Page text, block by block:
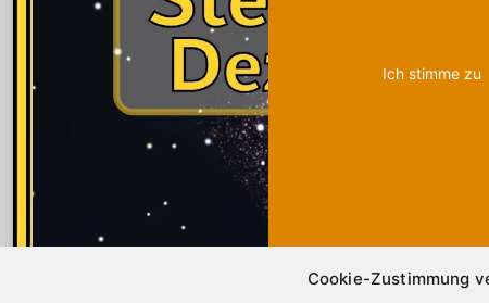
Cookie-Zustimmung
Ich stimme zu